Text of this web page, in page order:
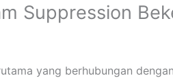
Suppression
yang berhubungan